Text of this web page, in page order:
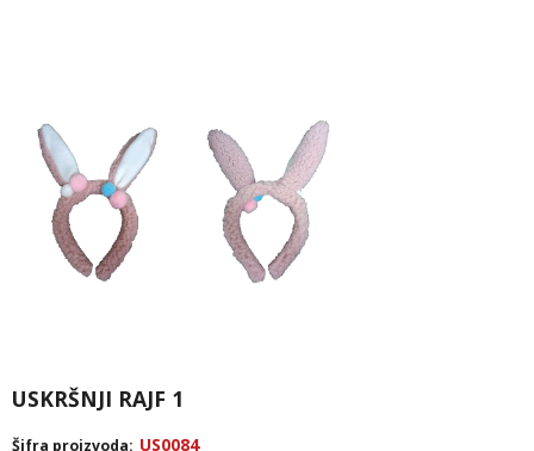
USKRŠNJI RAJF 1
Šifra proizvoda: US0084